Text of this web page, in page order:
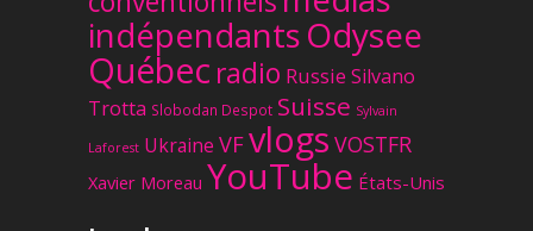
indépendantsOdysee
Québec radio Russie Silvano
Trotta Slobodan Despot Suisse Sylvain
Laforest Ukraine VFvlogs VOSTFR
Xavier Moreau YouTube États-Unis